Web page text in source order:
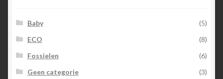
Baby
(5)
ECO
(8)
Fossielen
(6)
Geen categorie
(3)